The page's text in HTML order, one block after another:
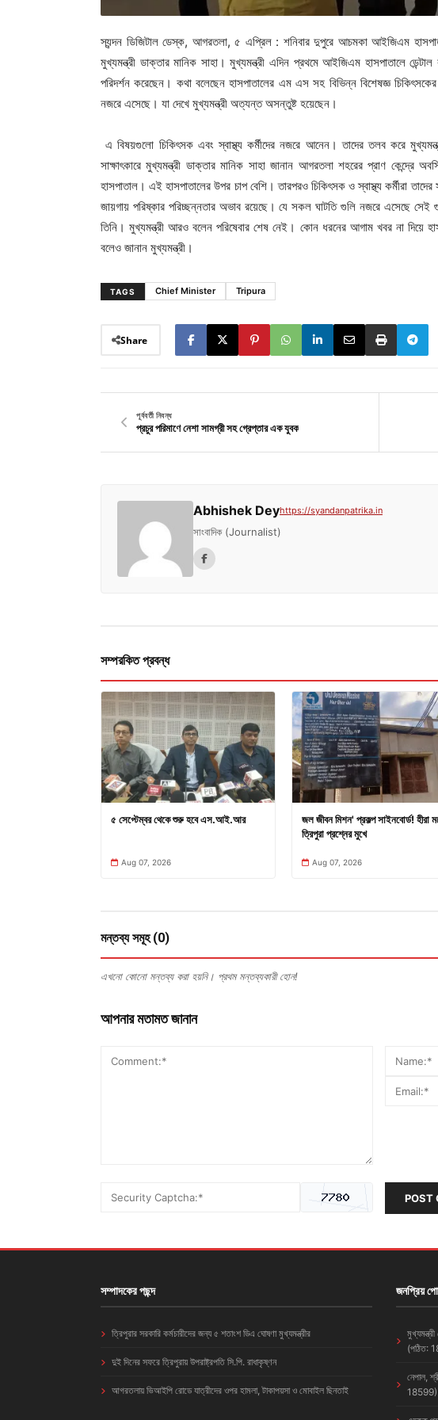
স্যন্দন ডিজিটাল ডেস্ক, আগরতলা, ৫ এপ্রিল : শনিবার দুপুরে আচমকা আইজিএম
মুখ্যমন্ত্রী ডাক্তার মানিক সাহা। মুখ্যমন্ত্রী এদিন প্রথমে আইজিএম হাসপাতালে
পরিদর্শন করেছেন। কথা বলেছেন হাসপাতালের এম এস সহ বিভিন্ন বিশেষজ্ঞ চিকিৎসকের
নজরে এসেছে। যা দেখে মুখ্যমন্ত্রী অত্যন্ত অসন্তুষ্ট হয়েছেন।
এ বিষয়গুলো চিকিৎসক এবং স্বাস্থ্য কর্মীদের নজরে আনেন। তাদের তলব করে
সাক্ষাৎকারে মুখ্যমন্ত্রী ডাক্তার মানিক সাহা জানান আগরতলা শহরের প্রাণ
হাসপাতাল। এই হাসপাতালের উপর চাপ বেশি। তারপরও চিকিৎসক ও স্বাস্থ্য কর্মীরা
জায়গায় পরিষ্কার পরিচ্ছন্নতার অভাব রয়েছে। যে সকল ঘাটতি গুলি নজরে এসেছে
তিনি। মুখ্যমন্ত্রী আরও বলেন পরিষেবার শেষ নেই। কোন ধরনের আগাম খবর না দিয়ে
বলেও জানান মুখ্যমন্ত্রী।
TAGS Chief Minister Tripura
Share
পূর্ববর্তী নিবন্ধ
প্রচুর পরিমাণে নেশা সামগ্রী সহ গ্রেপ্তার এক যুবক
Abhishek Deyhttps://syandanpatrika.in
সাংবাদিক (Journalist)
সম্পরকিত প্রবন্ধ
৫ সেপ্টেম্বর থেকে শুরু হবে এস.আই.আর
Aug 07, 2026
জল জীবন মিশন' প্রকল্প সাইনবোর্ড! হীরা
ত্রিপুরা প্রশ্নের মুখে
Aug 07, 2026
মন্তব্য সমূহ (0)
এখনো কোনো মন্তব্য করা হয়নি। প্রথম মন্তব্যকারী হোন!
আপনার মতামত জানান
POST
সম্পাদকের পছন্দ
ত্রিপুরার সরকারি কর্মচারীদের জন্য ৫ শতাংশ ডিএ ঘোষণা মুখ্যমন্ত্রীর
দুই দিনের সফরে ত্রিপুরায় উপরাষ্ট্রপতি সি.পি. রাধাকৃষ্ণন
আগরতলায় ভিআইপি রোডে যাত্রীদের ওপর হামলা, টাকাপয়সা ও মোবাইল ছিনতাই
জনপ্রিয়
(পঠিত:
নেপাল,
18599)